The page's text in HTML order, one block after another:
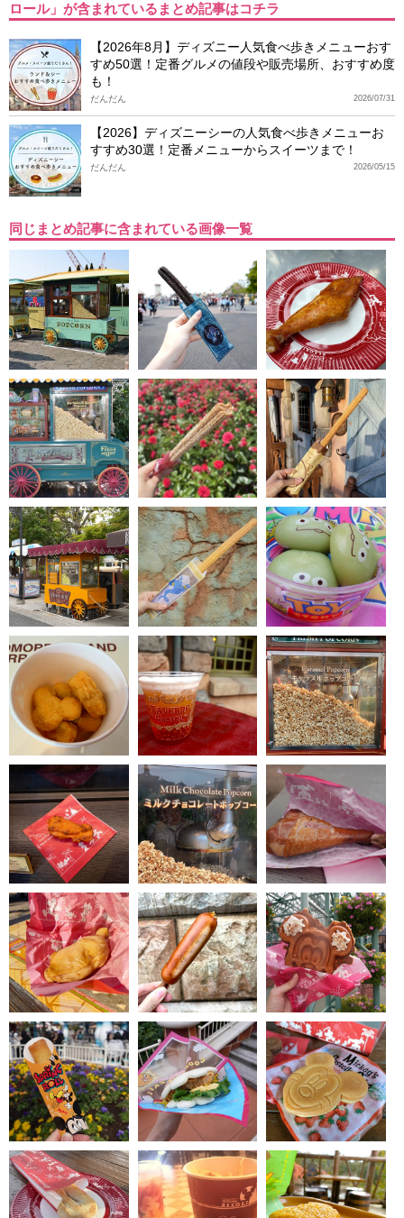
ロール」が含まれているまとめ記事はコチラ
【2026年8月】ディズニー人気食べ歩きメニューおす
すめ50選！定番グルメの値段や販売場所、おすすめ度
も！
2026/07/31
だんだん
【2026】ディズニーシーの人気食べ歩きメニューお
すすめ30選！定番メニューからスイーツまで！
2026/05/15
だんだん
同じまとめ記事に含まれている画像一覧